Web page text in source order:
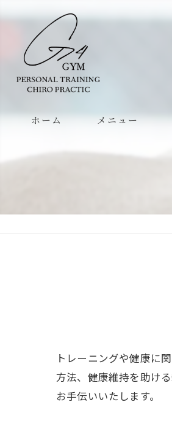
ホーム メニュー
トレーニングや健康に
方法、健康維持を助け
お手伝いいたします。